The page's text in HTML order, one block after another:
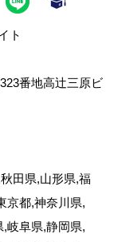
ト
番地高辻三原ビ
田県,山形県,福
京都,神奈川県,
岐阜県,静岡県,